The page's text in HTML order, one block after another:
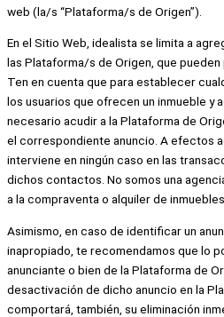
web (la/s “Plataforma/s de Origen”).
En el Sitio Web, idealista se limita a
las Plataforma/s de Origen, que
Ten en cuenta que para establecer
los usuarios que ofrecen un inmueble y
necesario acudir a la Plataforma de
el correspondiente anuncio. A efectos
interviene en ningún caso en las
dichos contactos. No somos una
a la compraventa o alquiler de
Asimismo, en caso de identificar un
inapropiado, te recomendamos que lo
anunciante o bien de la Plataforma de
desactivación de dicho anuncio en la
comportará, también, su eliminación